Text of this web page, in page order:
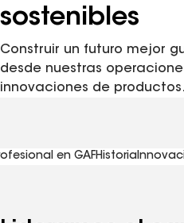
sostenibles
Construir un futuro mejor
desde nuestras
innovaciones de productos.
en GAFHistoria